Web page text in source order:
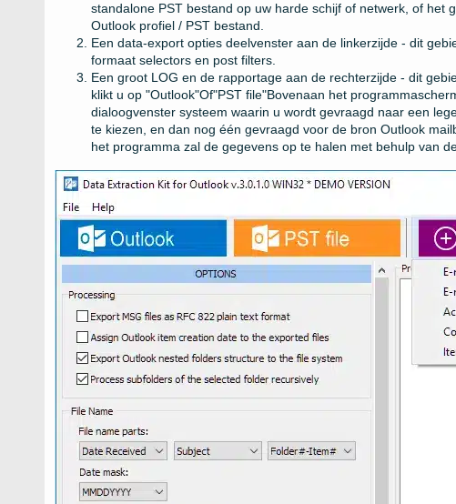
standalone PST bestand op uw harde schijf of netwerk, of het
Outlook profiel / PST bestand.
Een data-export opties deelvenster aan de linkerzijde - dit
formaat selectors en post filters.
Een groot LOG en de rapportage aan de rechterzijde - dit
klikt u op "Outlook"Of"PST file"Bovenaan het
dialoogvenster systeem waarin u wordt gevraagd naar een
te kiezen, en dan nog één gevraagd voor de bron Outlook
het programma zal de gegevens op te halen met behulp van